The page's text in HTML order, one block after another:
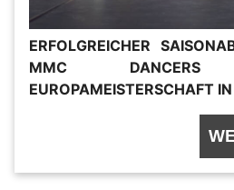
ERFOLGREICHER
MMC
EUROPAMEISTERSCHAFT